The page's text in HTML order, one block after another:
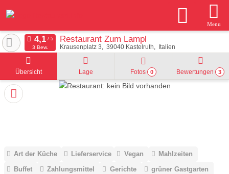
Menu
Restaurant Zum Lampl
Krausenplatz 3 39040 Kastelruth Italien
3 Bew.
Übersicht Lage Fotos 0 Bewertungen 3
Art der Küche Lieferservice Vegan
Mahlzeiten
Buffet
Zahlungsmittel Gerichte
grüner Gastgarten